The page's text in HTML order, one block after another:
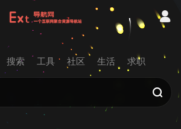
搜索 工具 社区 生活 求职